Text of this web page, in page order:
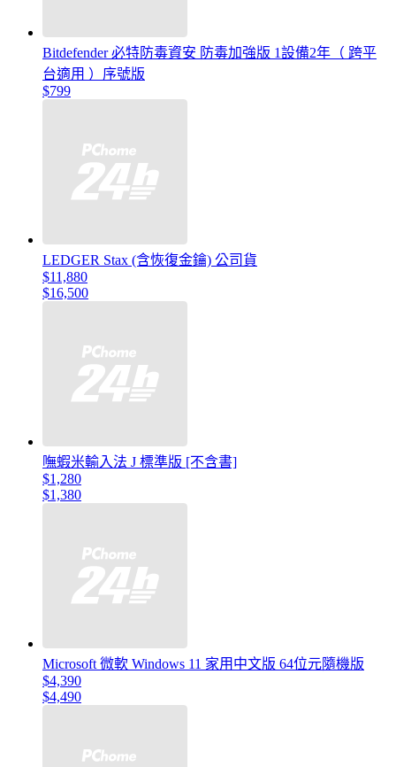
Bitdefender 必特防毒資安 防毒加強版 1設備2年（ 跨平
台適用 ）序號版
$799
LEDGER Stax (含恢復金鑰) 公司貨
$11,880
$16,500
嘸蝦米輸入法 J 標準版 [不含書]
$1,280
$1,380
Microsoft 微軟 Windows 11 家用中文版 64位元隨機版
$4,390
$4,490